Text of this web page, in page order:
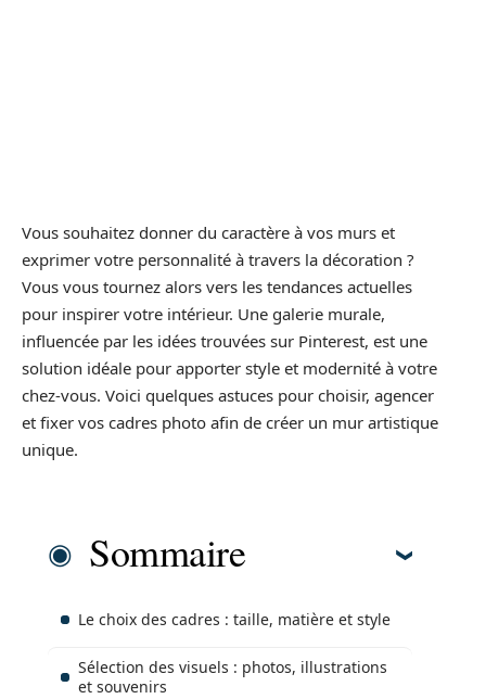
Vous souhaitez donner du caractère à vos murs et
exprimer votre personnalité à travers la décoration ?
Vous vous tournez alors vers les tendances actuelles
pour inspirer votre intérieur. Une galerie murale,
influencée par les idées trouvées sur Pinterest, est une
solution idéale pour apporter style et modernité à votre
chez-vous. Voici quelques astuces pour choisir, agencer
et fixer vos cadres photo afin de créer un mur artistique
unique.
Sommaire
Le choix des cadres : taille, matière et style
Sélection des visuels : photos, illustrations
et souvenirs